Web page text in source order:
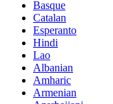
Basque
Catalan
Esperanto
Hindi
Lao
Albanian
Amharic
Armenian